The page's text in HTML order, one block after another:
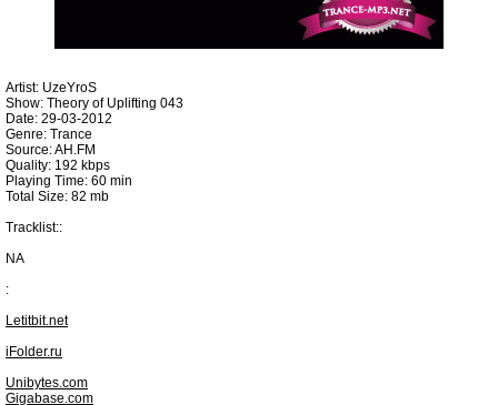
Artist: UzeYroS
Show: Theory of Uplifting 043
Date: 29-03-2012
Genre: Trance
Source: AH.FM
Quality: 192 kbps
Playing Time: 60 min
Total Size: 82 mb
Tracklist::
NA
:
Letitbit.net
iFolder.ru
Unibytes.com
Gigabase.com